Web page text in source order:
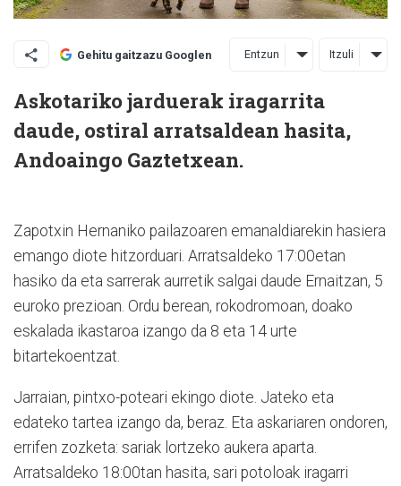
Gehitu gaitzazu Googlen Entzun Itzuli
Askotariko jarduerak iragarrita
daude, ostiral arratsaldean hasita,
Andoaingo Gaztetxean.
Zapotxin Hernaniko pailazoaren emanaldiarekin hasiera
emango diote hitzorduari. Arratsaldeko 17:00etan
hasiko da eta sarrerak aurretik salgai daude Ernaitzan, 5
euroko prezioan. Ordu berean, rokodromoan, doako
eskalada ikastaroa izango da 8 eta 14 urte
bitartekoentzat.
Jarraian, pintxo-poteari ekingo diote. Jateko eta
edateko tartea izango da, beraz. Eta askariaren ondoren,
errifen zozketa: sariak lortzeko aukera aparta.
Arratsaldeko 18:00tan hasita, sari potoloak iragarri